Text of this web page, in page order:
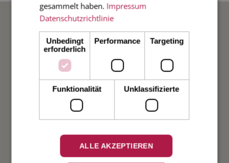
BELIEBTE ANLÄSSE
Hochzeit
Weihnachten
Verlobung
gesammelt haben. Impressum
Datenschutzrichtlinie
Unbedingt
erforderlich
Performance Targeting
Funktionalität Unklassifizierte
ALLE AKZEPTIEREN